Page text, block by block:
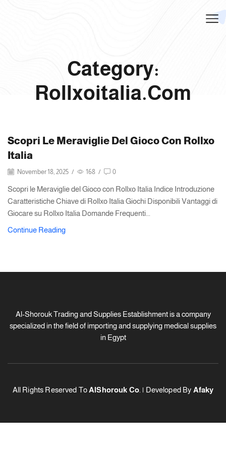
Category:
Rollxoitalia.com
Scopri Le Meraviglie Del Gioco Con Rollxo
Italia
November 18, 2025 / 168 / 0
Scopri le Meraviglie del Gioco con Rollxo Italia Indice Introduzione
Caratteristiche Chiave di Rollxo Italia Giochi Disponibili Vantaggi di
Giocare su Rollxo Italia Domande Frequenti...
Continue Reading
Al-Shorouk Trading and Supplies Establishment is a company
specialized in the field of importing and supplying medical supplies
in Egypt
All Rights Reserved To AlShorouk Co. | Developed By Afaky